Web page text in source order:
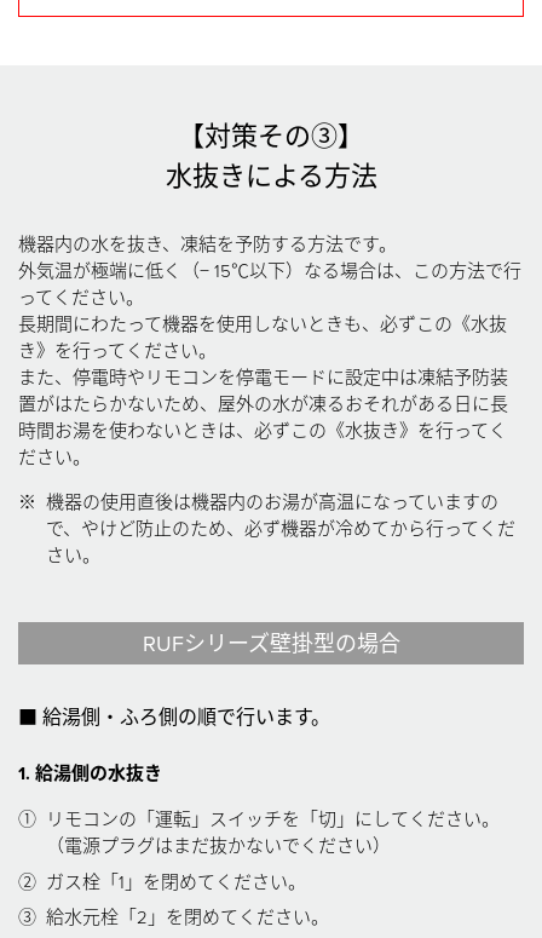
【対策その③】
水抜きによる方法
機器内の水を抜き、凍結を予防する方法です。
外気温が極端に低く（− 15℃以下）なる場合は、この方法で行
ってください。
長期間にわたって機器を使用しないときも、必ずこの《水抜
き》を行ってください。
また、停電時やリモコンを停電モードに設定中は凍結予防装
置がはたらかないため、屋外の水が凍るおそれがある日に長
時間お湯を使わないときは、必ずこの《水抜き》を行ってく
ださい。
※ 機器の使用直後は機器内のお湯が高温になっていますの
で、やけど防止のため、必ず機器が冷めてから行ってくだ
さい。
RUFシリーズ壁掛型の場合
■ 給湯側・ふろ側の順で行います。
1. 給湯側の水抜き
① リモコンの「運転」スイッチを「切」にしてください。
（電源プラグはまだ抜かないでください）
② ガス栓「1」を閉めてください。
③ 給水元栓「2」を閉めてください。